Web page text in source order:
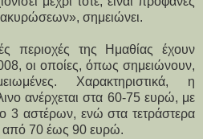
σημειώνει.
περιοχές της Ημαθίας έχουν
οι οποίες, όπως σημειώνουν,
Χαρακτηριστικά, η
ανέρχεται στα 60-75 ευρώ, με
3 αστέρων, ενώ στα τετράστερα
από 70 έως 90 ευρώ.